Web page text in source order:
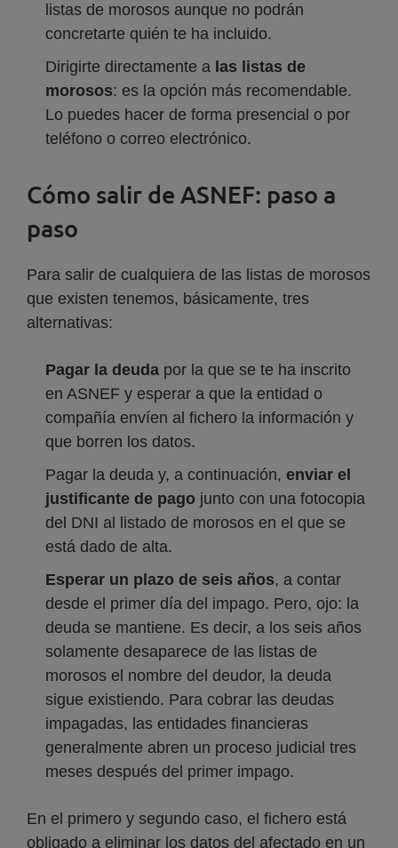
listas de morosos aunque no podrán
concretarte quién te ha incluido.
Dirigirte directamente a las listas de
morosos: es la opción más recomendable.
Lo puedes hacer de forma presencial o por
teléfono o correo electrónico.
Cómo salir de ASNEF: paso a
paso
Para salir de cualquiera de las listas de morosos
que existen tenemos, básicamente, tres
alternativas:
Pagar la deuda por la que se te ha inscrito
en ASNEF y esperar a que la entidad o
compañía envíen al fichero la información y
que borren los datos.
Pagar la deuda y, a continuación, enviar el
justificante de pago junto con una fotocopia
del DNI al listado de morosos en el que se
está dado de alta.
Esperar un plazo de seis años, a contar
desde el primer día del impago. Pero, ojo: la
deuda se mantiene. Es decir, a los seis años
solamente desaparece de las listas de
morosos el nombre del deudor, la deuda
sigue existiendo. Para cobrar las deudas
impagadas, las entidades financieras
generalmente abren un proceso judicial tres
meses después del primer impago.
En el primero y segundo caso, el fichero está
obligado a eliminar los datos del afectado en un